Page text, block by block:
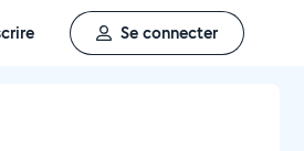
Se connecter